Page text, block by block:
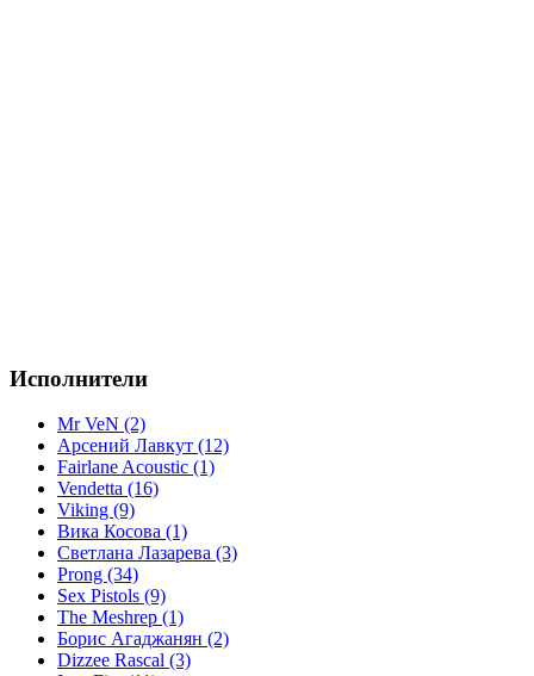
Исполнители
Mr VeN (2)
Арсений Лавкут (12)
Fairlane Acoustic (1)
Vendetta (16)
Viking (9)
Вика Косова (1)
Светлана Лазарева (3)
Prong (34)
Sex Pistols (9)
The Meshrep (1)
Борис Агаджанян (2)
Dizzee Rascal (3)